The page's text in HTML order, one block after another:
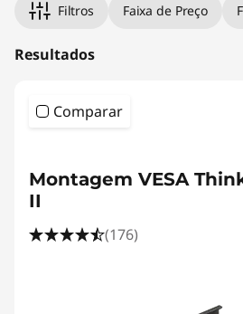
D
Filtros Faixa de Preço
Resultados
Comparar
Montagem VESA
II
(176)